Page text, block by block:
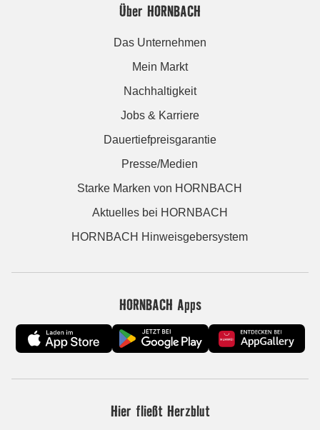
Über HORNBACH
Das Unternehmen
Mein Markt
Nachhaltigkeit
Jobs & Karriere
Dauertiefpreisgarantie
Presse/Medien
Starke Marken von HORNBACH
Aktuelles bei HORNBACH
HORNBACH Hinweisgebersystem
HORNBACH Apps
Hier fließt Herzblut